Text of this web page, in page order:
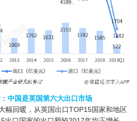
中国是英国第六大出口市场
回暖，从英国出口TOP15国家和地区